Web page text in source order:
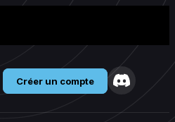
Créer un compte